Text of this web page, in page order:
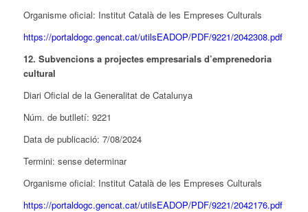
Organisme oficial: Institut Català de les Empreses Culturals
https://portaldogc.gencat.cat/utilsEADOP/PDF/9221/2042308.pdf
12. Subvencions a projectes empresarials d’emprenedoria
cultural
Diari Oficial de la Generalitat de Catalunya
Núm. de butlletí: 9221
Data de publicació: 7/08/2024
Termini: sense determinar
Organisme oficial: Institut Català de les Empreses Culturals
https://portaldogc.gencat.cat/utilsEADOP/PDF/9221/2042176.pdf